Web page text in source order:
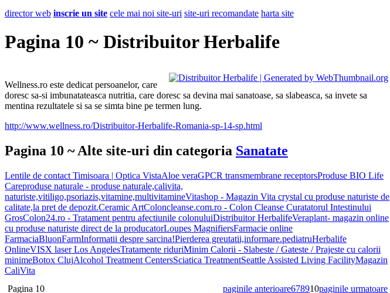
director web inscrie un site cele mai noi site-uri site-uri recomandate harta site
Pagina 10 ~ Distribuitor Herbalife
Wellness.ro este dedicat persoanelor, care
doresc sa-si imbunatateasca nutritia, care doresc sa devina mai sanatoase, sa slabeasca, sa invete sa
mentina rezultatele si sa se simta bine pe termen lung.
http://www.wellness.ro/Distribuitor-Herbalife-Romania-sp-14-sp.html
Pagina 10 ~ Alte site-uri din categoria Sanatate
Lentile de contact Timisoara | Optica VistaAloe veraGPCR transmembrane receptorsProduse BIO Life
Careproduse naturale - produse naturale,calivita,
naturiste,vitiligo,psoriazis,vitamine,multivitamineVitashop - Magazin Vita crystal cu produse naturiste de
calitate,la pret de depozit.Ceramic ArtColoncleanse.com.ro - Colon Cleanse Curatatorul Intestinului
GrosColon24.ro - Tratament pentru afectiunile colonuluiDistribuitor HerbalifeVeraplant- magazin online
cu produse naturiste direct de la producatorLoupes MagnifiersFarmacie online
FarmaciaBluonFarmInformatii despre sarcina!Pierderea greutatii,informare.pediatruHerbalife
OnlineVISX laser Los AngelesTratamente riduriMinim Calorii - Slabeste / Gateste / Prajeste cu calorii
minimeBotox ClujAlcohol Treatment CentersSciatica TreatmentSeattle Assisted Living FacilityMagazin
CaliVita
Pagina 10
paginile anterioare678910paginile urmatoare